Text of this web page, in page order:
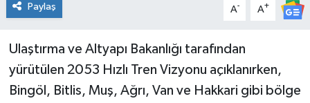
Paylaş A- A+
Ulaştırma ve Altyapı Bakanlığı tarafından
yürütülen 2053 Hızlı Tren Vizyonu açıklanırken,
Bingöl, Bitlis, Muş, Ağrı, Van ve Hakkari gibi bölge
SİYASET
SOLHAN
SPOR